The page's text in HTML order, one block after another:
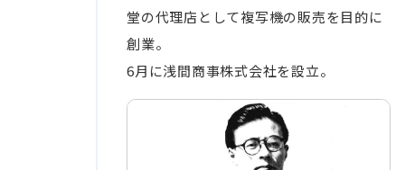
堂の代理店として複写機の販売を目的に
創業。
6月に浅間商事株式会社を設立。